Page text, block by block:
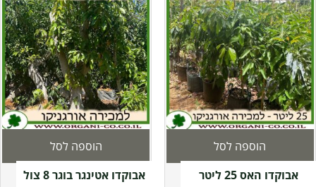
אבוקדו האס 25 ליטר
הוספה לסל
אבוקדו אטינגר בוגר 8 צול
הוספה לסל